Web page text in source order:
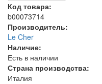
Код товара:
b00073714
Производитель:
Le Cher
Наличие:
Есть в наличии
Страна производства:
Италия